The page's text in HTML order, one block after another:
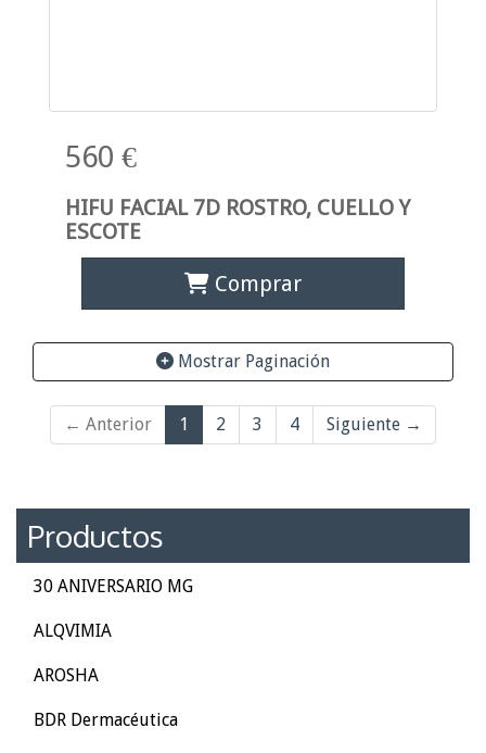
560 €
HIFU FACIAL 7D ROSTRO, CUELLO Y
ESCOTE
Comprar
Mostrar Paginación
← Anterior 1 2 3 4 Siguiente →
Productos
30 ANIVERSARIO MG
ALQVIMIA
AROSHA
BDR Dermacéutica